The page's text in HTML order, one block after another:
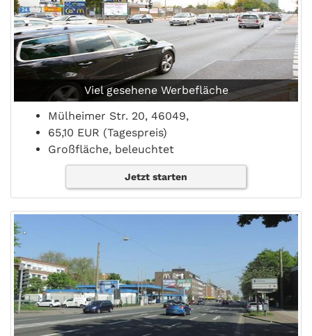
Viel gesehene Werbefläche
Mülheimer Str. 20, 46049,
65,10 EUR (Tagespreis)
Großfläche, beleuchtet
Jetzt starten